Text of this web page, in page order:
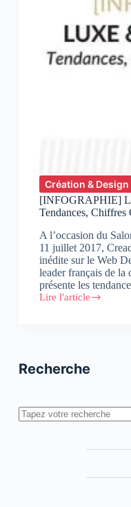
Création & Design
[INFOGRAPHIE]
Tendances, Chiffres
A l’occasion du
11 juillet 2017,
inédite sur le Web
leader français de la
présente les
Lire l'article
[INFOGRAPHIE]
Tendances,
Conseils
Recherche
Rechercher